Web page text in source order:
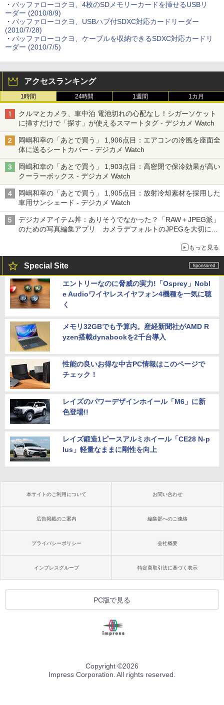
・ バッファローコクヨ、4枚のSDメモリーカードを挿せるUSBリ
ーダー (2010/8/9)
・ バッファローコクヨ、USBハブ付SDXC対応カードリーダー
(2010/7/28)
・ バッファローコクヨ、ケーブルを収納できるSDXC対応カードリ
ーダー (2010/7/5)
アクセスランキング
1時間 24時間 1週間 1カ月
クルマとカメラ、車中泊 電池切れの心配なし！シガーソケット
に挿すだけで「探す」が使えるスマートタグ - デジカメ Watch
岡嶋和幸の「あとで買う」 1,906点目：エアコンの冷風を座面全
体に送るシートカバー - デジカメ Watch
岡嶋和幸の「あとで買う」 1,903点目：高密閉で保冷効果が高い
クーラーボックス - デジカメ Watch
岡嶋和幸の「あとで買う」 1,905点目：放射冷却素材を採用した
車用サンシェード - デジカメ Watch
デジカメアイテム丼：ありそうでなかった？「RAW＋JPEG派」
のための写真編集アプリ カメラデフォルトのJPEGを大切にす
もっと見る
Special Site
エントリーなのに脅威の実力!「Osprey」Nobl
e Audioワイヤレスイヤフォン4機種を一気に聴
く
メモリ32GBでも予算内。産経新聞社がAMD R
yzen搭載dynabookを2千台導入
性能の良いお得な中古PC情報はこのページで
チェック！
レイズのパワーデザインホイール「M6」に新
色登場!!
レイズ鍛造1ピースアルミホイール「CE28 N-p
lus」軽量なままに剛性を向上
本サイトのご利用について お問い合わせ
広告掲載のご案内 編集部へのご連絡
プライバシーポリシー 会社概要
インプレスグループ 特定商取引法に基づく表示
PC版で見る
Copyright ©2026
Impress Corporation. All rights reserved.